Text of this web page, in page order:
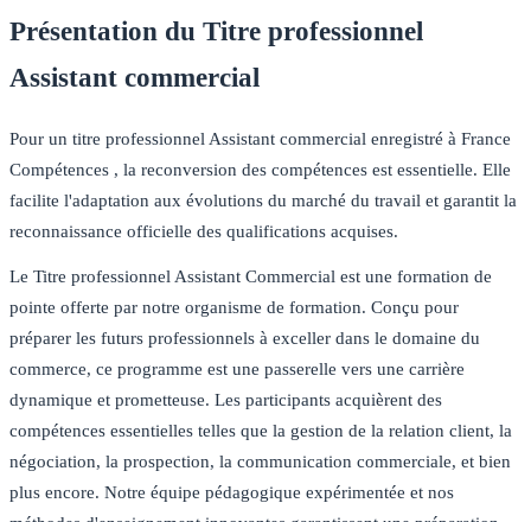
Présentation du Titre professionnel
Assistant commercial
Pour un titre professionnel Assistant commercial enregistré à France
Compétences , la reconversion des compétences est essentielle. Elle
facilite l'adaptation aux évolutions du marché du travail et garantit la
reconnaissance officielle des qualifications acquises.
Le Titre professionnel Assistant Commercial est une formation de
pointe offerte par notre organisme de formation. Conçu pour
préparer les futurs professionnels à exceller dans le domaine du
commerce, ce programme est une passerelle vers une carrière
dynamique et prometteuse. Les participants acquièrent des
compétences essentielles telles que la gestion de la relation client, la
négociation, la prospection, la communication commerciale, et bien
plus encore. Notre équipe pédagogique expérimentée et nos